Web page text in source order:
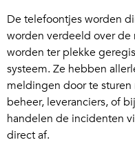
De telefoontjes worden
worden verdeeld over
worden ter plekke
systeem. Ze hebben
meldingen door te
beheer, leveranciers, of
handelen de incidenten
direct af.